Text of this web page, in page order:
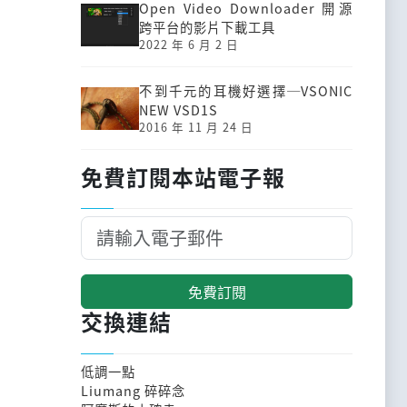
Open Video Downloader 開源
跨平台的影片下載工具
2022 年 6 月 2 日
不到千元的耳機好選擇─VSONIC
NEW VSD1S
2016 年 11 月 24 日
免費訂閱本站電子報
免費訂閱
交換連結
低調一點
Liumang 碎碎念